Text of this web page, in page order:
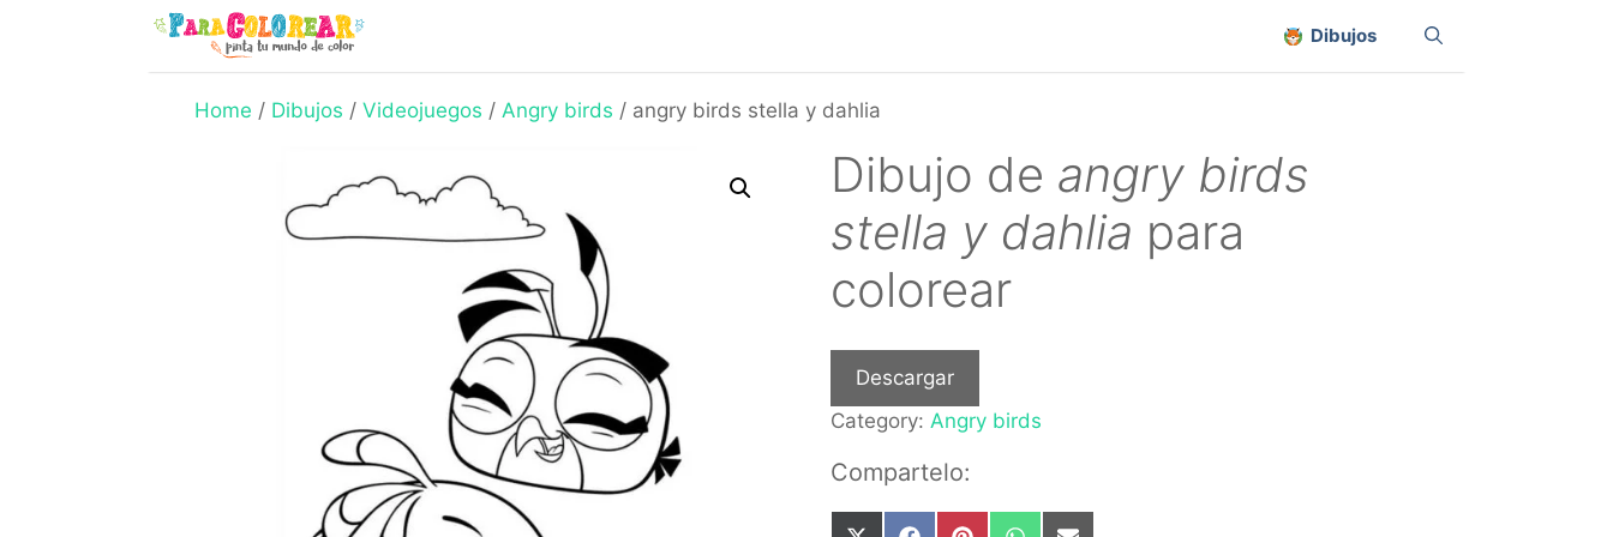
Dibujos
Home / Dibujos / Videojuegos / Angry birds / angry birds stella y dahlia
Dibujo de angry birds
stella y dahlia para
colorear
Descargar
Category: Angry birds
Compartelo: